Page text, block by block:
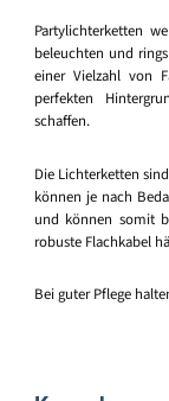
Partylichterketten
beleuchten und
einer Vielzahl von
perfekten
schaffen.
Die Lichterketten
können je nach
und können somit
robuste Flachkabel
Bei guter Pflege